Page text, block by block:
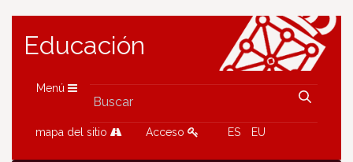
Educación
Menú
mapa del sitio Acceso ES EU